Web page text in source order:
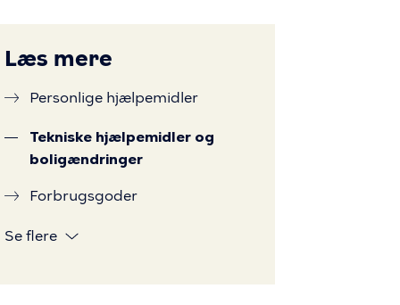
Læs mere
Personlige hjælpemidler
Tekniske hjælpemidler og
boligændringer
Forbrugsgoder
Se flere